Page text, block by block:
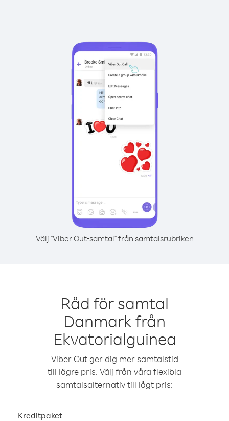
Välj "Viber Out-samtal" från samtalsrubriken
Råd för samtal
Danmark från
Ekvatorialguinea
Viber Out ger dig mer samtalstid
till lägre pris. Välj från våra flexibla
samtalsalternativ till lågt pris:
Kreditpaket